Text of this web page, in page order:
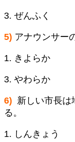
3. ぜんふく
5) アナウンサー
1. きよらか
3. やわらか
6) 新しい市長は
る。
1. しんきょう